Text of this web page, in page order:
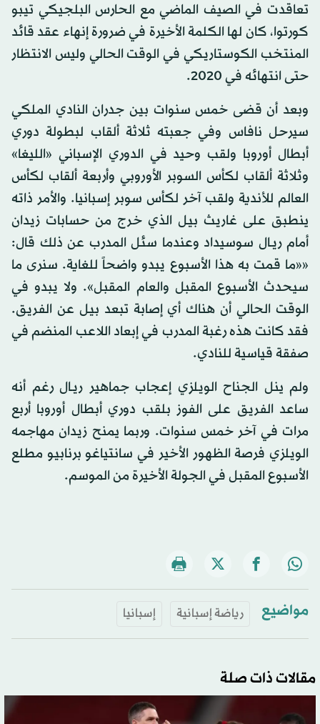
تعاقدت في الصيف الماضي مع الحارس البلجيكي تيبو
كورتوا، كان لها الكلمة الأخيرة في ضرورة إنهاء عقد قائد
المنتخب الكوستاريكي في الوقت الحالي وليس الانتظار
حتى انتهائه في 2020.
وبعد أن قضى خمس سنوات بين جدران النادي الملكي
سيرحل نافاس وفي جعبته ثلاثة ألقاب لبطولة دوري
أبطال أوروبا ولقب وحيد في الدوري الإسباني «الليغا»
وثلاثة ألقاب لكأس السوبر الأوروبي وأربعة ألقاب لكأس
العالم للأندية ولقب آخر لكأس سوبر إسبانيا. والأمر ذاته
ينطبق على غاريث بيل الذي خرج من حسابات زيدان
أمام ريـال سوسيداد وعندما سئل المدرب عن ذلك قال:
««ما قمت به هذا الأسبوع يبدو واضحاً للغاية. سنرى ما
سيحدث الأسبوع المقبل والعام المقبل». ولا يبدو في
الوقت الحالي أن هناك أي إصابة تبعد بيل عن الفريق.
فقد كانت هذه رغبة المدرب في إبعاد اللاعب المنضم في
صفقة قياسية للنادي.
ولم ينل الجناح الويلزي إعجاب جماهير ريـال رغم أنه
ساعد الفريق على الفوز بلقب دوري أبطال أوروبا أربع
مرات في آخر خمس سنوات. وربما يمنح زيدان مهاجمه
الويلزي فرصة الظهور الأخير في سانتياغو برنابيو مطلع
الأسبوع المقبل في الجولة الأخيرة من الموسم.
مواضيع رياضة إسبانية إسبانيا
مقالات ذات صلة